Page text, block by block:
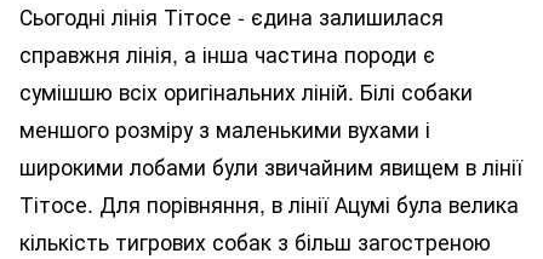
Сьогодні лінія Тітосе - єдина залишилася
справжня лінія, а інша частина породи є
сумішшю всіх оригінальних ліній. Білі собаки
меншого розміру з маленькими вухами і
широкими лобами були звичайним явищем в лінії
Тітосе. Для порівняння, в лінії Ацумі була велика
кількість тигрових собак з більш загостреною